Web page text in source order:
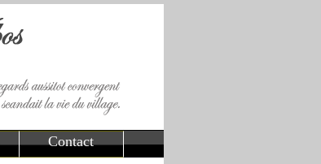
Contact